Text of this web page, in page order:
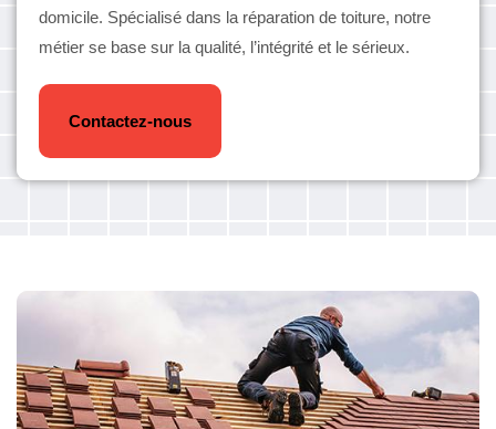
domicile. Spécialisé dans la réparation de toiture, notre
métier se base sur la qualité, l’intégrité et le sérieux.
Contactez-nous